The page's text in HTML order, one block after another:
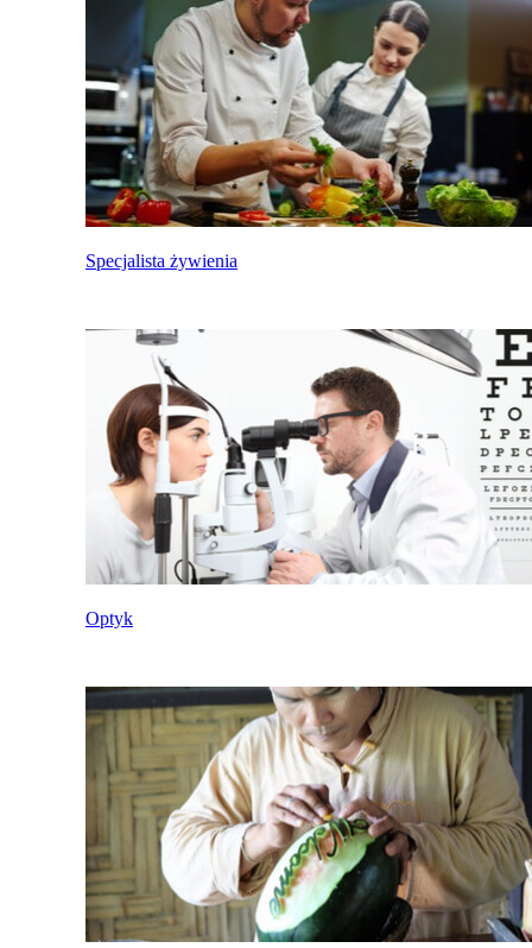
Specjalista żywienia
Optyk